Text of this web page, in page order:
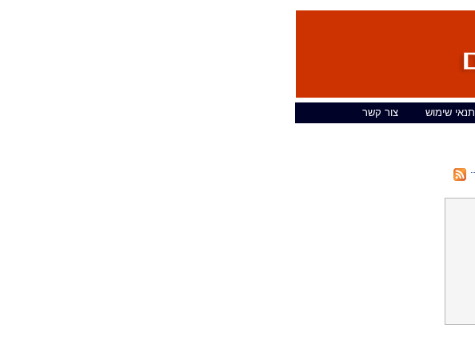
תנאי שימוש
צור קשר